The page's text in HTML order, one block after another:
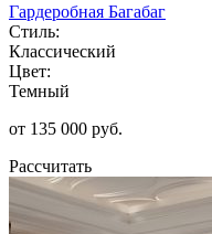
Гардеробная Багабаг
Стиль:
Классический
Цвет:
Темный
от 135 000 руб.
Рассчитать